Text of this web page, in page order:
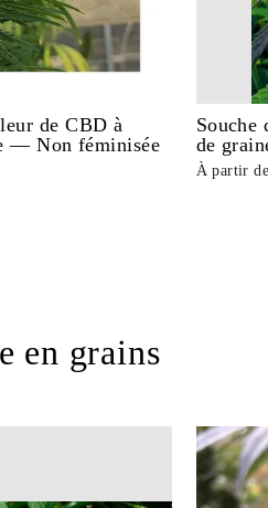
de CBD à
— Non féminisée
Souche
de
À partir
en grains